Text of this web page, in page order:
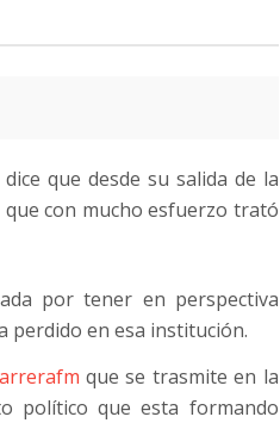
que desde su salida de la
con mucho esfuerzo trató
por tener en perspectiva
perdido en esa institución.
que se trasmite en la
político que esta formando